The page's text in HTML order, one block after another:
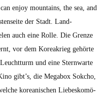
enjoy moun­tains, the sea, and
der Stadt. Land­
auch eine Rolle. Die Gren­ze
vor dem Kore­akrieg gehörte
und eine Stern­warte
gibt’s, die Megabox Sok­cho,
kore­anis­chen Liebeskomö­